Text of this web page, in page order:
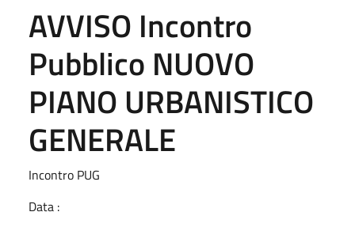
AVVISO Incontro
Pubblico NUOVO
PIANO URBANISTICO
GENERALE
Incontro PUG
Data :